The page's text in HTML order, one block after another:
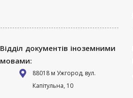
Відділ документів іноземними
мовами:
88018 м Ужгород, вул.
Капітульна, 10